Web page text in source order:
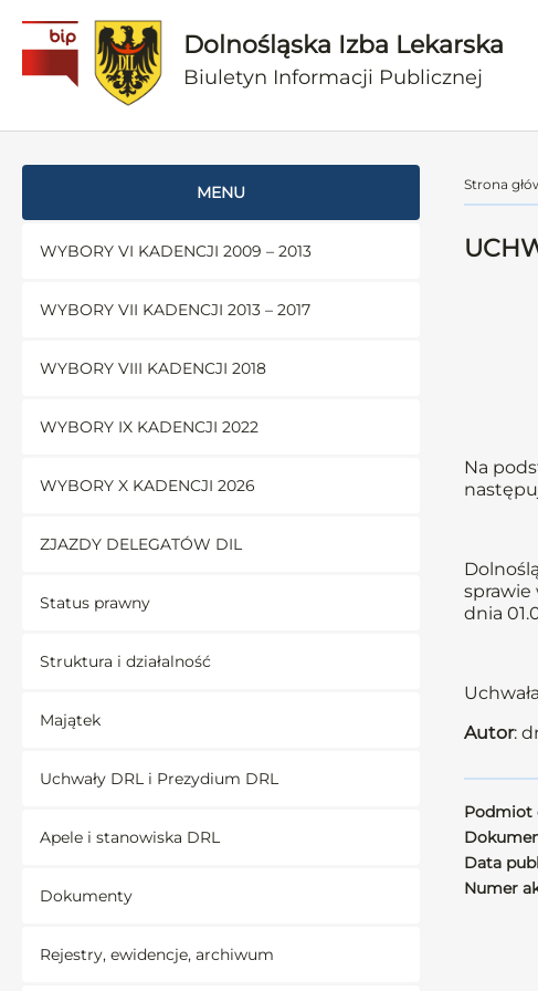
Dolnośląska Izba Lekarska
Biuletyn Informacji Publicznej
MENU
WYBORY VI KADENCJI 2009 – 2013
WYBORY VII KADENCJI 2013 – 2017
WYBORY VIII KADENCJI 2018
WYBORY IX KADENCJI 2022
WYBORY X KADENCJI 2026
ZJAZDY DELEGATÓW DIL
Status prawny
Struktura i działalność
Majątek
Uchwały DRL i Prezydium DRL
Apele i stanowiska DRL
Dokumenty
Rejestry, ewidencje, archiwum
Strona
Na
sprawie
dnia
Autor:
Podmiot
Data
Numer